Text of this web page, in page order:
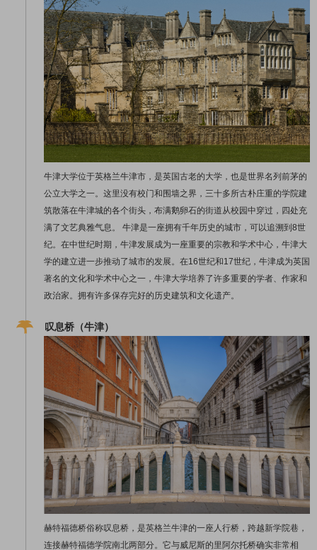
牛津大学位于英格兰牛津市，是英国古老的大学，也是世界名列前茅的
公立大学之一。这里没有校门和围墙之界，三十多所古朴庄重的学院建
筑散落在牛津城的各个街头，布满鹅卵石的街道从校园中穿过，四处充
满了文艺典雅气息。 牛津是一座拥有千年历史的城市，可以追溯到8世
纪。在中世纪时期，牛津发展成为一座重要的宗教️和学术中心，牛津大
学的建立进一步推动了城市的发展。在16世纪和17世纪，牛津成为英国
著名的文化和学术中心之一，牛津大学培养了许多重要的学者、作家和
政治家。拥有许多保存完好的历史建筑和文化遗产。
叹息桥（牛津）
赫特福德桥俗称叹息桥，是英格兰牛津的一座人行桥，跨越新学院巷，
连接赫特福德学院南北两部分。它与威尼斯的里阿尔托桥确实非常相